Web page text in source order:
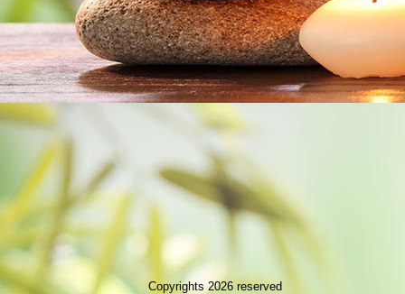
Copyrights 2026 reserved